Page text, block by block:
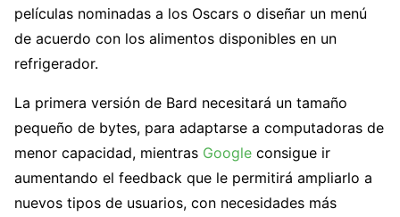
películas nominadas a los Oscars o diseñar un menú
de acuerdo con los alimentos disponibles en un
refrigerador.
La primera versión de Bard necesitará un tamaño
pequeño de bytes, para adaptarse a computadoras de
menor capacidad, mientras Google consigue ir
aumentando el feedback que le permitirá ampliarlo a
nuevos tipos de usuarios, con necesidades más